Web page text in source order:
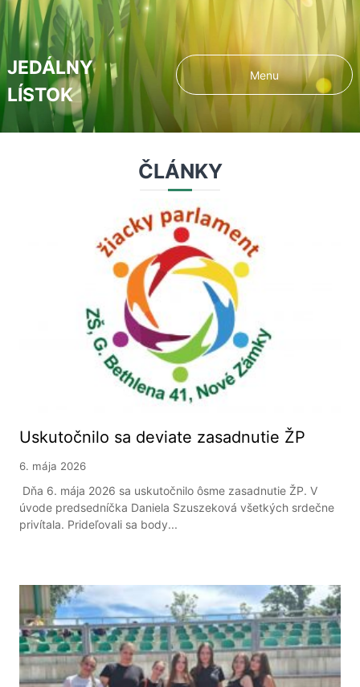
JEDÁLNY
LÍSTOK
Menu
ČLÁNKY
Uskutočnilo sa deviate zasadnutie ŽP
6. mája 2026
Dňa 6. mája 2026 sa uskutočnilo ôsme zasadnutie ŽP. V
úvode predsedníčka Daniela Szuszeková všetkých srdečne
privítala. Prideľovali sa body...